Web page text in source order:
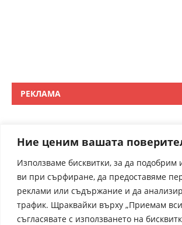
Ние ценим вашата
Използваме бисквитки, за да подобрим
ви при сърфиране, да предоставяме
реклами или съдържание и да
трафик. Щраквайки върху „Приемам
съгласявате с използването на
РЕКЛАМА